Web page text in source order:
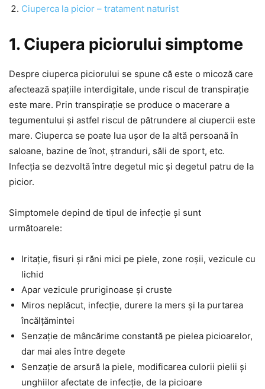
Ciuperca la picior – tratament naturist
1. Ciupera piciorului simptome
Despre ciuperca piciorului se spune că este o micoză care
afectează spațiile interdigitale, unde riscul de transpirație
este mare. Prin transpirație se produce o macerare a
tegumentului și astfel riscul de pătrundere al ciupercii este
mare. Ciuperca se poate lua ușor de la altă persoană în
saloane, bazine de înot, ștranduri, săli de sport, etc.
Infecția se dezvoltă între degetul mic și degetul patru de la
picior.
Simptomele depind de tipul de infecție și sunt
următoarele:
Iritație, fisuri și răni mici pe piele, zone roșii, vezicule cu
lichid
Apar vezicule pruriginoase și cruste
Miros neplăcut, infecție, durere la mers și la purtarea
încălțămintei
Senzație de mâncărime constantă pe pielea picioarelor,
dar mai ales între degete
Senzație de arsură la piele, modificarea culorii pielii și
unghiilor afectate de infecție, de la picioare